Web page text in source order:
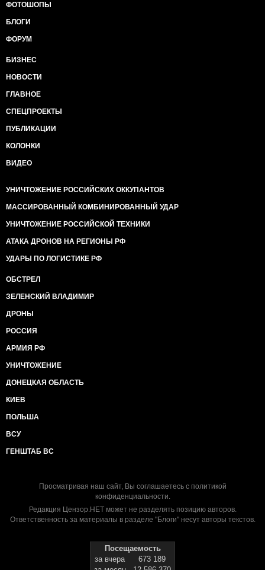
ФОТОШОПЫ
БЛОГИ
ФОРУМ
БИЗНЕС
НОВОСТИ
ГЛАВНОЕ
СПЕЦПРОЕКТЫ
ПУБЛИКАЦИИ
КОЛОНКИ
ВИДЕО
УНИЧТОЖЕНИЕ РОССИЙСКИХ ОККУПАНТОВ
МАССИРОВАННЫЙ КОМБИНИРОВАННЫЙ УДАР
УНИЧТОЖЕНИЕ РОССИЙСКОЙ ТЕХНИКИ
АТАКА ДРОНОВ НА РЕГИОНЫ РФ
УДАРЫ ПО ЛОГИСТИКЕ РФ
ОБСТРЕЛ
ЗЕЛЕНСКИЙ ВЛАДИМИР
ДРОНЫ
РОССИЯ
АРМИЯ РФ
УНИЧТОЖЕНИЕ
ДОНЕЦКАЯ ОБЛАСТЬ
КИЕВ
ПОЛЬША
ВСУ
ГЕНШТАБ ВС
Просматривая наш сайт, Вы соглашаетесь с политикой
конфиденциальности.
Редакция Цензор.НЕТ может не разделять позицию авторов.
Ответственность за материалы в разделе "Блоги" несут авторы текстов.
Посещаемость
за вчера
673 189